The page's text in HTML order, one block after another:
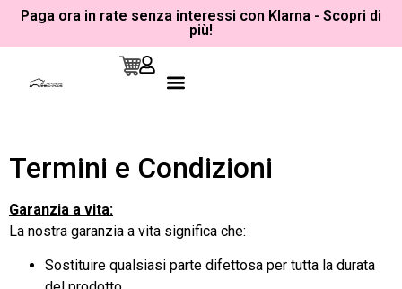
Paga ora in rate senza interessi con Klarna - Scopri di
più!
Termini e Condizioni
Garanzia a vita:
La nostra garanzia a vita significa che:
Sostituire qualsiasi parte difettosa per tutta la durata